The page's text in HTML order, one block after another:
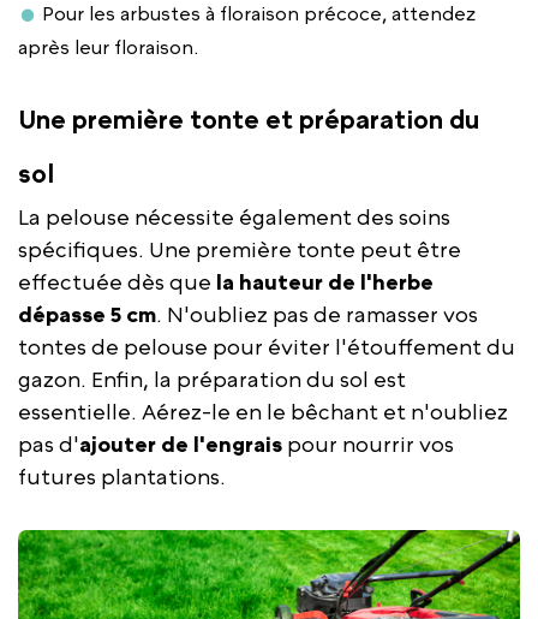
Pour les arbustes à floraison précoce, attendez
après leur floraison.
Une première tonte et préparation du
sol
La pelouse nécessite également des soins
spécifiques. Une première tonte peut être
effectuée dès que la hauteur de l'herbe
dépasse 5 cm. N'oubliez pas de ramasser vos
tontes de pelouse pour éviter l'étouffement du
gazon. Enfin, la préparation du sol est
essentielle. Aérez-le en le bêchant et n'oubliez
pas d'ajouter de l'engrais pour nourrir vos
futures plantations.